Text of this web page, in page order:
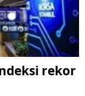
rekor